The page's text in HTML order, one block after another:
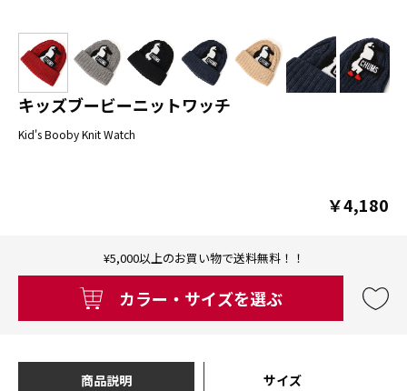
キッズブービーニットワッチ
Kid's Booby Knit Watch
￥4,180
¥5,000以上のお買い物で送料無料！！
カラー・サイズを選ぶ
商品説明 サイズ